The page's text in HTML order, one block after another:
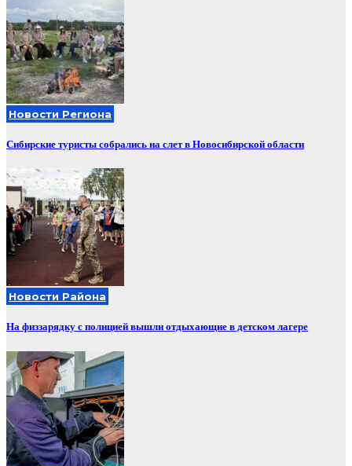
Новости Региона
Сибирские туристы собрались на слет в Новосибирской области
Новости Района
На физзарядку с полицией вышли отдыхающие в детском лагере